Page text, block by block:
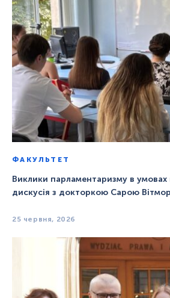
ФАКУЛЬТЕТ
Виклики парламентаризму в умовах
дискусія з докторкою Сарою Вітмор
25 червня, 2026